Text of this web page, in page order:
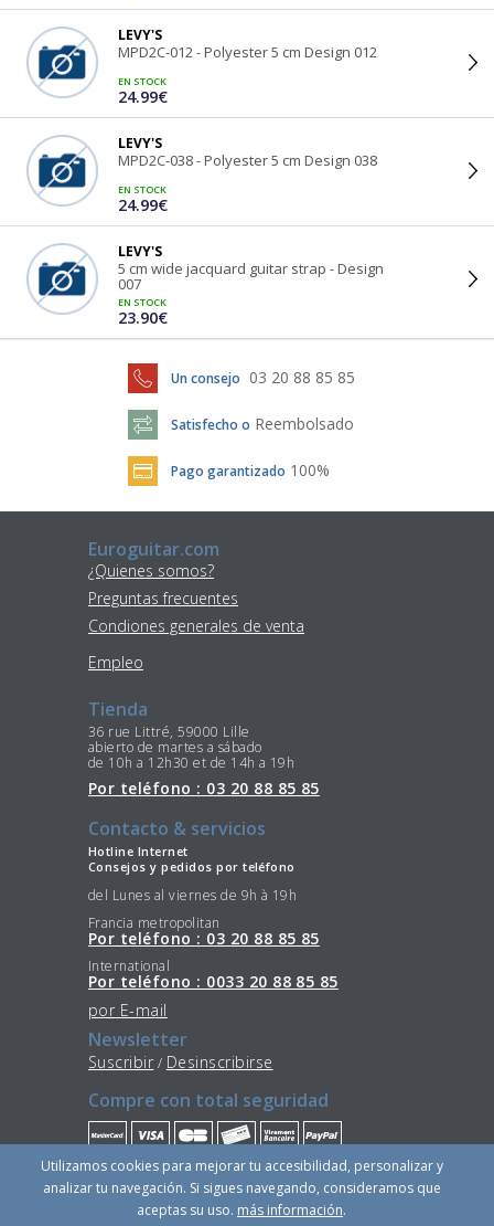
LEVY'S
MPD2C-012 - Polyester 5 cm Design 012
EN STOCK
24.99€
LEVY'S
MPD2C-038 - Polyester 5 cm Design 038
EN STOCK
24.99€
LEVY'S
5 cm wide jacquard guitar strap - Design
007
EN STOCK
23.90€
Un consejo 03 20 88 85 85
Satisfecho o Reembolsado
Pago garantizado 100%
Euroguitar.com
¿Quienes somos?
Preguntas frecuentes
Condiones generales de venta
Empleo
Tienda
36 rue Littré, 59000 Lille
abierto de martes a sábado
de 10h a 12h30 et de 14h a 19h
Por teléfono : 03 20 88 85 85
Contacto & servicios
Hotline Internet
Consejos y pedidos por teléfono
del Lunes al viernes de 9h à 19h
Francia metropolitan
Por teléfono : 03 20 88 85 85
International
Por teléfono : 0033 20 88 85 85
por E-mail
Newsletter
Suscribir / Desinscribirse
Compre con total seguridad
Quédese conectado
Utilizamos cookies para mejorar tu accesibilidad, personalizar y
analizar tu navegación. Si sigues navegando, consideramos que
aceptas su uso. más información.